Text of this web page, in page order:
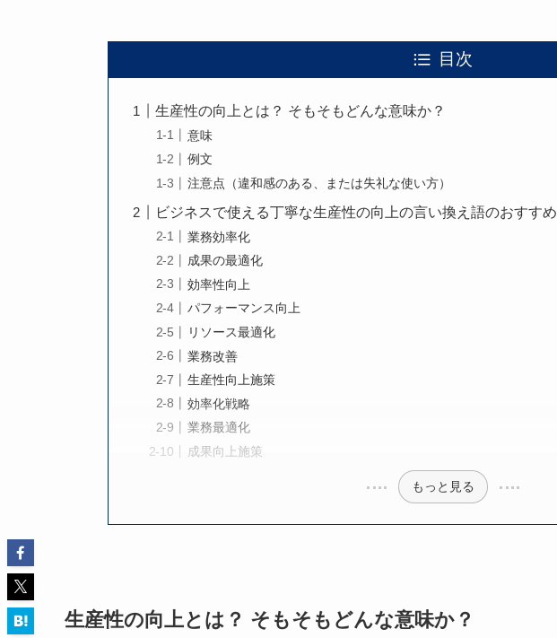
目次
生産性の向上とは？ そもそもどんな意味か？
意味
例文
注意点（違和感のある、または失礼な使い方）
ビジネスで使える丁寧な生産性の向上の言い換え語のおすすめ
業務効率化
成果の最適化
効率性向上
パフォーマンス向上
リソース最適化
業務改善
生産性向上施策
効率化戦略
業務最適化
成果向上施策
もっと見る
生産性の向上とは？ そもそもどんな意味か？